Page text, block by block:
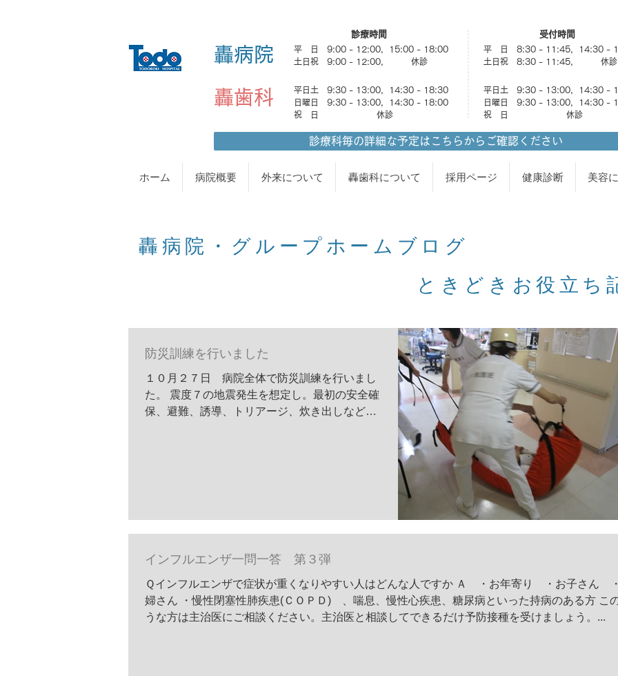
轟病院
診療時間
平 日 9:00 - 12:00, 15:00 - 18:00
土日祝 9:00 - 12:00, 休診
受付時間
平 日 8:30 - 11:45, 14:30 -
土日祝 8:30 - 11:45, 休診
轟歯科
平日土 9:30 - 13:00, 14:30 - 18:30
日曜日 9:30 - 13:00, 14:30 - 18:00
祝 日 休診
平日土 9:30 - 13:00, 14:30 -
日曜日 9:30 - 13:00, 14:30 -
祝 日 休診
診療科毎の詳細な予定はこちらからご確認ください
ホーム 病院概要 外来について 轟歯科について 採用ページ 健康診断 美容
轟病院・グループホームブログ
ときどきお役立ち記
防災訓練を行いました
１０月２７日 病院全体で防災訓練を行いまし
た。 震度７の地震発生を想定し。最初の安全確
保、避難、誘導、トリアージ、炊き出しなど一
インフルエンザ一問一答 第３弾
Ｑインフルエンザで症状が重くなりやすい人はどんな人ですか Ａ ・お年寄り ・お子さん
婦さん ・慢性閉塞性肺疾患(ＣＯＰＤ) 、喘息、慢性心疾患、糖尿病といった持病のある方 こ
うな方は主治医にご相談ください。主治医と相談してできるだけ予防接種を受けましょう。...